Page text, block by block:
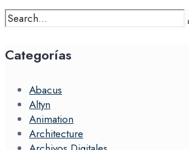
Search
for:
Categorías
Abacus
Altyn
Animation
Architecture